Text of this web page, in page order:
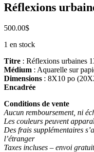
Réflexions
500.00$
1 en stock
Titre : Réflexions urbaines
Médium : Aquarelle sur
Dimensions : 8X10 po
Encadrée
Conditions de vente
Aucun remboursement, ni
Les couleurs peuvent
Des frais supplémentaires
l’étranger
Taxes incluses – envoi